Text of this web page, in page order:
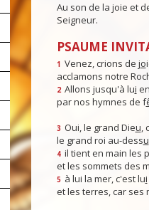
Au son de la joie et
Seigneur.
PSAUME
1 Venez, crions de jo
acclamons notre
2 Allons jusqu'à lui
par nos hymnes de f
3 Oui, le grand Dieu,
le grand roi au-dessu
4 il tient en main les
et les sommets des
5 à lui la mer, c'est lui
et les terres, car ses